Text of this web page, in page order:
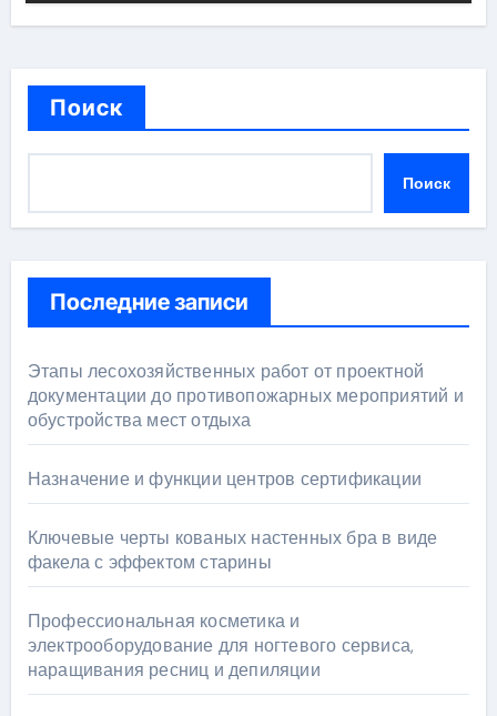
Поиск
Поиск
Последние записи
Этапы лесохозяйственных работ от проектной
документации до противопожарных мероприятий и
обустройства мест отдыха
Назначение и функции центров сертификации
Ключевые черты кованых настенных бра в виде
факела с эффектом старины
Профессиональная косметика и
электрооборудование для ногтевого сервиса,
наращивания ресниц и депиляции